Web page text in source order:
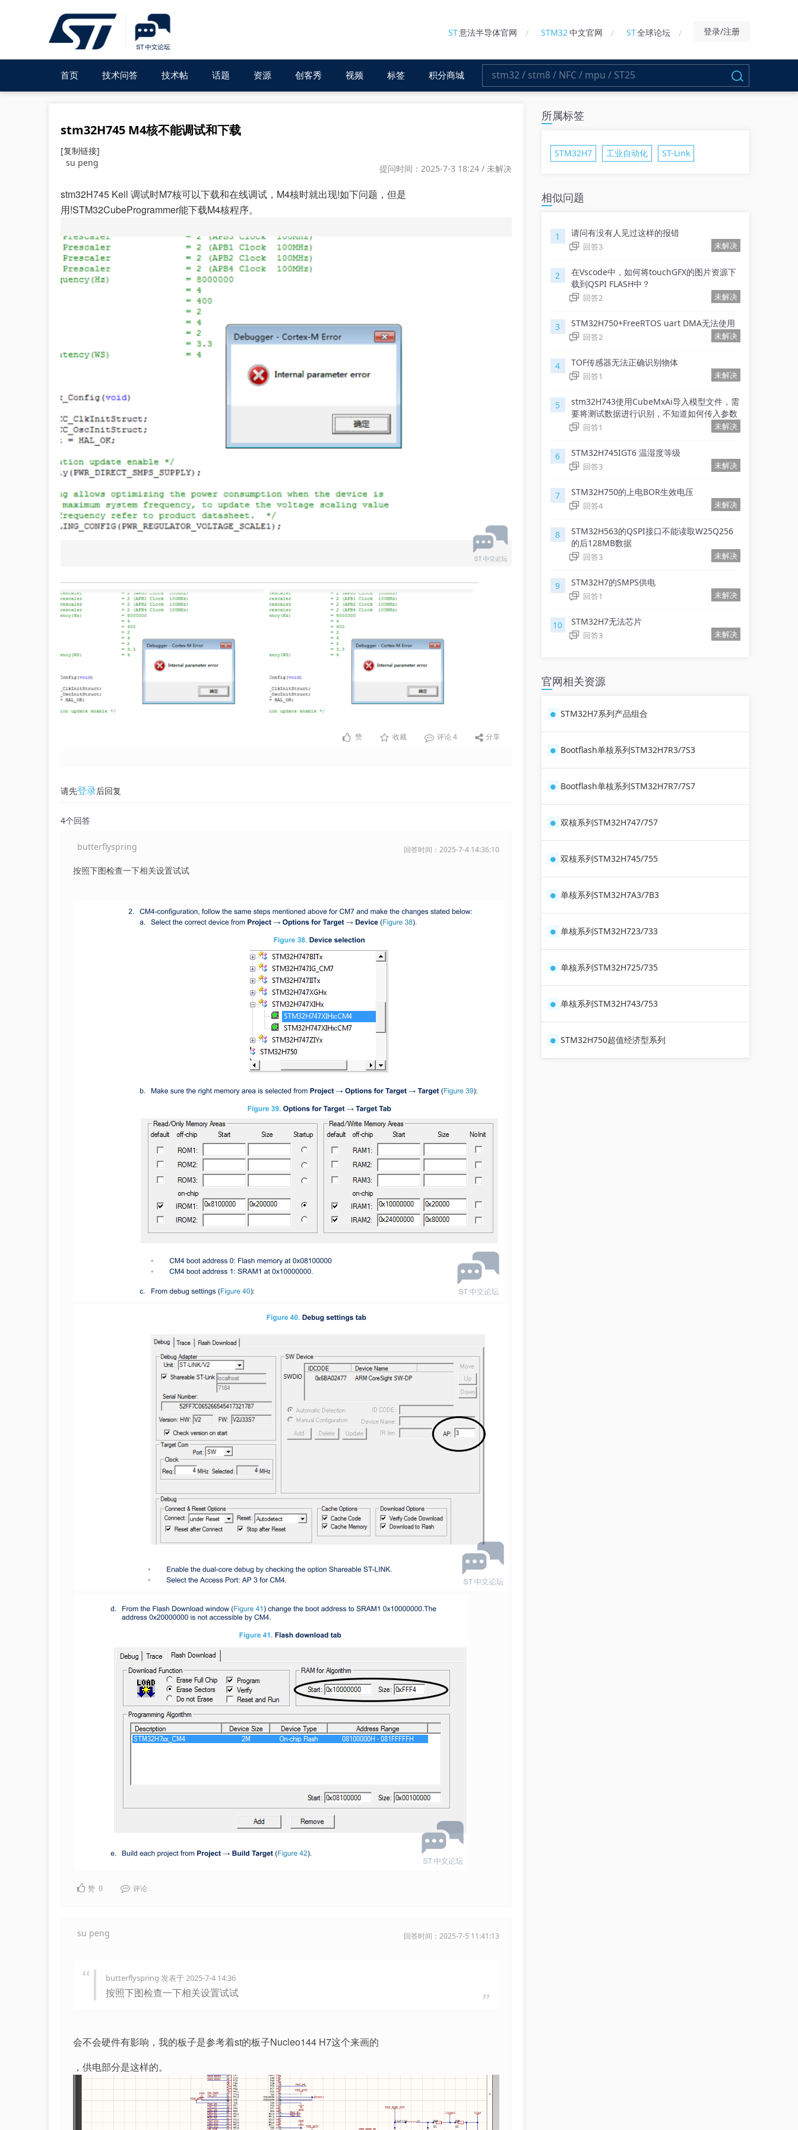
ST意法半导体官网 STM32中文官网 ST全球论坛 登录/注册
首页 技术问答 技术帖 话题 资源 创客秀 视频 标签 积分商城
stm32H745 M4核不能调试和下载
[复制链接]
su peng
提问时间：2025-7-3 18:24 / 未解决
stm32H745 Keil 调试时M7核可以下载和在线调试，M4核时就出现!如下问题，但是
用!STM32CubeProgrammer能下载M4核程序。
赞 收藏 评论 4 分享
请先登录后回复
4个回答
butterflyspring 回答时间：2025-7-4 14:36:10
按照下图检查一下相关设置试试
赞 0 评论
su peng 回答时间：2025-7-5 11:41:13
butterflyspring 发表于 2025-7-4 14:36
按照下图检查一下相关设置试试
会不会硬件有影响，我的板子是参考着st的板子Nucleo144 H7这个来画的
，供电部分是这样的。
所属标签
STM32H7 工业自动化 ST-Link
相似问题
1 请问有没有人见过这样的报错
回答3 未解决
2
在Vscode中，如何将touchGFX的图片资源下
载到QSPI FLASH中？
回答2 未解决
3 STM32H750+FreeRTOS uart DMA无法使用
回答2 未解决
4 TOF传感器无法正确识别物体
回答1 未解决
5
stm32H743使用CubeMxAi导入模型文件，需
要将测试数据进行识别，不知道如何传入参数
回答1 未解决
6 STM32H745IGT6 温湿度等级
回答3 未解决
7 STM32H750的上电BOR生效电压
回答4 未解决
8
STM32H563的QSPI接口不能读取W25Q256
的后128MB数据
回答3 未解决
9 STM32H7的SMPS供电
回答1 未解决
10 STM32H7无法芯片
回答3 未解决
官网相关资源
STM32H7系列产品组合
Bootflash单核系列STM32H7R3/7S3
Bootflash单核系列STM32H7R7/7S7
双核系列STM32H747/757
双核系列STM32H745/755
单核系列STM32H7A3/7B3
单核系列STM32H723/733
单核系列STM32H725/735
单核系列STM32H743/753
STM32H750超值经济型系列